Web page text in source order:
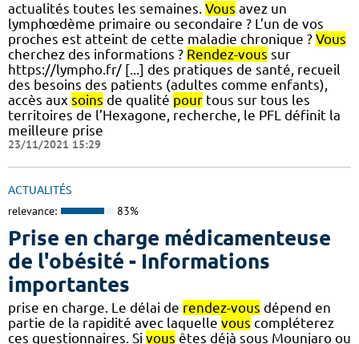
actualités toutes les semaines. Vous avez un
lymphœdème primaire ou secondaire ? L’un de vos
proches est atteint de cette maladie chronique ? Vous
cherchez des informations ? Rendez-vous sur
https://lympho.fr/ [...] des pratiques de santé, recueil
des besoins des patients (adultes comme enfants),
accès aux soins de qualité pour tous sur tous les
territoires de l’Hexagone, recherche, le PFL définit la
meilleure prise
23/11/2021 15:29
ACTUALITÉS
relevance: 83%
Prise en charge médicamenteuse
de l'obésité - Informations
importantes
prise en charge. Le délai de rendez-vous dépend en
partie de la rapidité avec laquelle vous compléterez
ces questionnaires. Si vous êtes déjà sous Mounjaro ou